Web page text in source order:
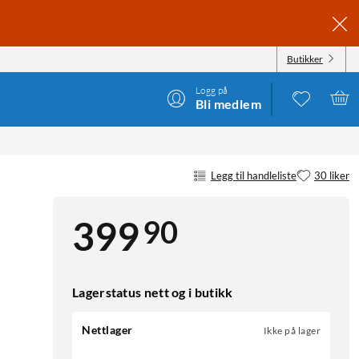
Butikker
Logg på
Bli medlem
Legg til handleliste 30 liker
39990
Lagerstatus nett og i butikk
Nettlager Ikke på lager